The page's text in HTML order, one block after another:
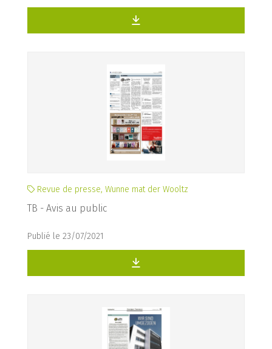
Revue de presse, Wunne mat der Wooltz
TB - Avis au public
Publié le 23/07/2021